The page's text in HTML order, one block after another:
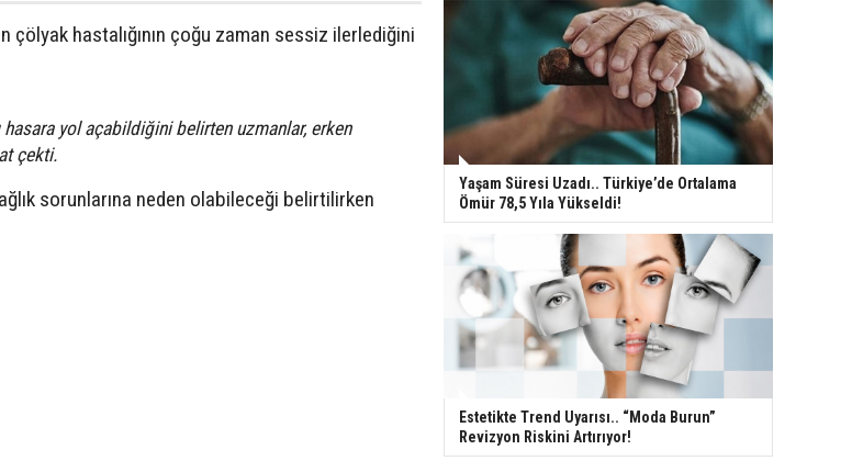
çölyak hastalığının çoğu zaman sessiz ilerlediğini
hasara yol açabildiğini belirten uzmanlar, erken
çekti.
sorunlarına neden olabileceği belirtilirken
Yaşam Süresi Uzadı.. Türkiye’de Ortalama
Ömür 78,5 Yıla Yükseldi!
Estetikte Trend Uyarısı.. “Moda Burun”
Revizyon Riskini Artırıyor!